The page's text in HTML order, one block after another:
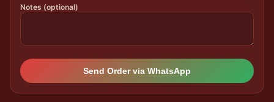
Notes (optional)
Send Order via WhatsApp